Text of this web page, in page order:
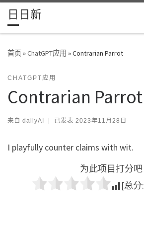
Skip to content
日日新
首页»ChatGPT应用 »Contrarian Parrot
CHATGPT应用
Contrarian Parrot
来自 dailyAI | 已发表 2023年11月28日
I playfully counter claims with wit.
为此项目打分吧
[总分: